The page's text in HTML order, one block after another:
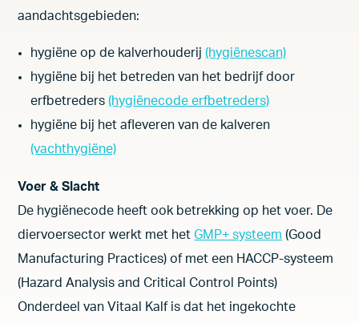
aandachtsgebieden:
hygiëne op de kalverhouderij(hygiënescan)
hygiëne bij het betreden van het bedrijf door
erfbetreders(hygiënecode erfbetreders)
hygiëne bij het afleveren van de kalveren
(vachthygiëne)
Voer & Slacht
De hygiënecode heeft ook betrekking op het voer. De
diervoersector werkt met hetGMP+ systeem (Good
Manufacturing Practices) of met een HACCP-systeem
(Hazard Analysis and Critical Control Points)
Onderdeel van Vitaal Kalf is dat het ingekochte